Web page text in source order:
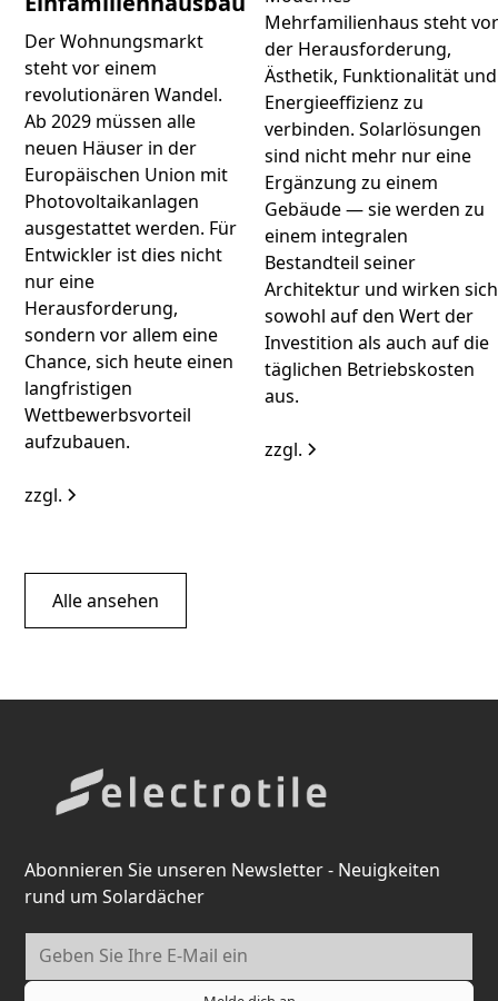
Der Wohnungsmarkt
steht vor einem
revolutionären Wandel.
Ab 2029 müssen alle
neuen Häuser in der
Europäischen Union mit
Photovoltaikanlagen
ausgestattet werden. Für
Entwickler ist dies nicht
nur eine
Herausforderung,
sondern vor allem eine
Chance, sich heute einen
langfristigen
Wettbewerbsvorteil
aufzubauen.
zzgl.
Mehrfamilienhaus steht
der Herausforderung,
Ästhetik, Funktionalität und
Energieeffizienz zu
verbinden. Solarlösungen
sind nicht mehr nur eine
Ergänzung zu einem
Gebäude — sie werden zu
einem integralen
Bestandteil seiner
Architektur und wirken sich
sowohl auf den Wert der
Investition als auch auf die
täglichen Betriebskosten
aus.
zzgl.
Alle ansehen
Abonnieren Sie unseren Newsletter - Neuigkeiten
rund um Solardächer